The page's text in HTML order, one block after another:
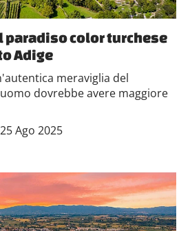
paradiso color turchese
Adige
meraviglia del
dovrebbe avere maggiore
Ago 2025